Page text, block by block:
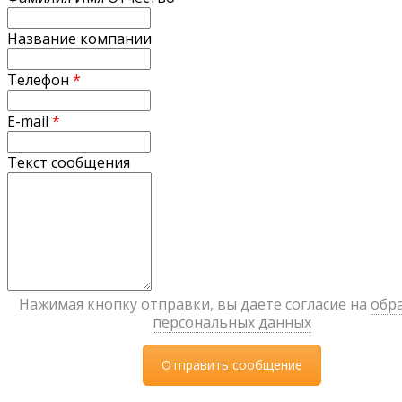
Название компании
Телефон *
E-mail *
Текст сообщения
Нажимая кнопку отправки, вы даете согласие на
персональных данных